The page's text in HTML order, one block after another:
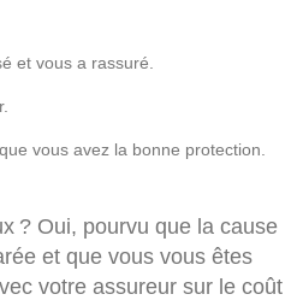
et vous a rassuré.
vous avez la bonne protection.
? Oui, pourvu que la cause
et que vous vous êtes
votre assureur sur le coût